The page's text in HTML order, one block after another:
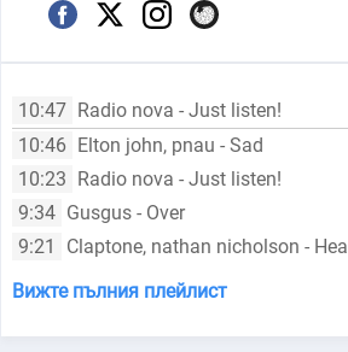
10:47 Radio nova - Just listen!
10:46 Elton john, pnau - Sad
10:23 Radio nova - Just listen!
9:34 Gusgus - Over
9:21
Claptone, nathan nicholson - Heartbeat
Вижте пълния плейлист